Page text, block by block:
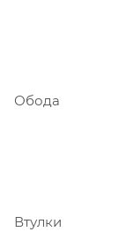
Обода
Втулки